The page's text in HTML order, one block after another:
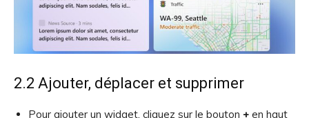
2.2 Ajouter, déplacer et supprimer
Pour ajouter un widget, cliquez sur le bouton + en haut